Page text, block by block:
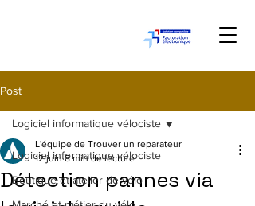
Post
Logiciel informatique vélociste
Boutique et atelier de vélo
Logiciel informatique vélociste
Détection pannes via
L'équipe de Trouver un reparateur
12 juin 8 min de lecture